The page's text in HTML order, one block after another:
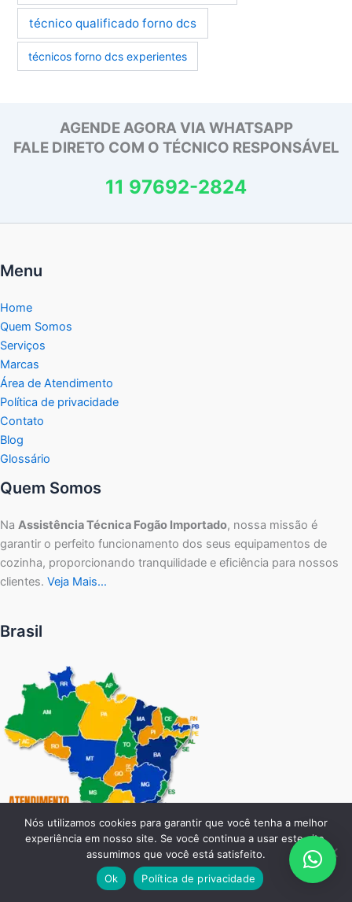
técnico qualificado forno dcs
técnicos forno dcs experientes
AGENDE AGORA VIA WHATSAPP
FALE DIRETO COM O TÉCNICO RESPONSÁVEL
11 97692-2824
Menu
Home
Quem Somos
Serviços
Marcas
Área de Atendimento
Política de privacidade
Contato
Blog
Glossário
Quem Somos
Na Assistência Técnica Fogão Importado, nossa missão é
garantir o perfeito funcionamento dos seus equipamentos de
cozinha, proporcionando tranquilidade e eficiência para nossos
clientes. Veja Mais…
Brasil
Nós utilizamos cookies para garantir que você tenha a melhor
experiência em nosso site. Se você continua a usar este site,
assumimos que você está satisfeito.
Ok
Política de privacidade